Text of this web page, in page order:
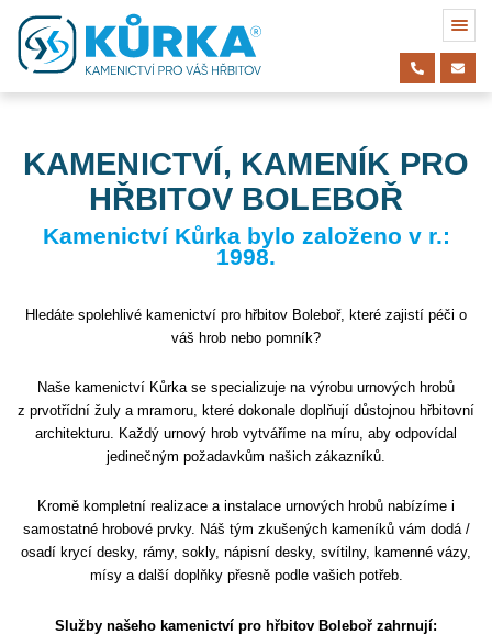
KAMENICTVÍ, KAMENÍK PRO
HŘBITOV BOLEBOŘ
Kamenictví Kůrka bylo založeno v r.:
1998.
Hledáte spolehlivé kamenictví pro hřbitov Boleboř, které zajistí péči o
váš hrob nebo pomník?
Naše kamenictví Kůrka se specializuje na výrobu urnových hrobů
z prvotřídní žuly a mramoru, které dokonale doplňují důstojnou hřbitovní
architekturu. Každý urnový hrob vytváříme na míru, aby odpovídal
jedinečným požadavkům našich zákazníků.
Kromě kompletní realizace a instalace urnových hrobů nabízíme i
samostatné hrobové prvky. Náš tým zkušených kameníků vám dodá /
osadí krycí desky, rámy, sokly, nápisní desky, svítilny, kamenné vázy,
mísy a další doplňky přesně podle vašich potřeb.
Služby našeho kamenictví pro hřbitov Boleboř zahrnují: